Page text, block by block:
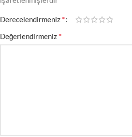
Derecelendirmeniz *
Değerlendirmeniz *